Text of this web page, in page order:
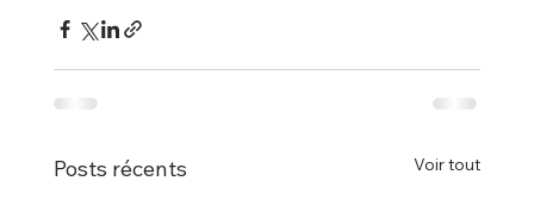
Posts récents Voir tout